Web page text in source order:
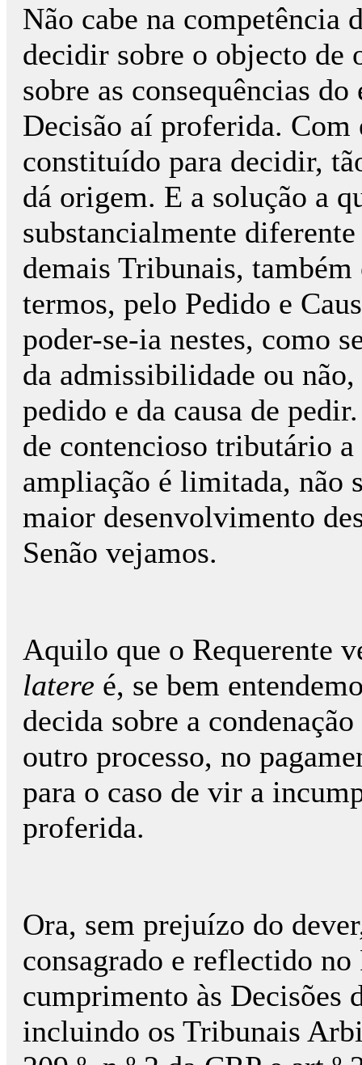
Não cabe na
decidir sobre o objecto de
sobre as consequências
Decisão aí proferida.
constituído para decidir,
dá origem. E a solução a
substancialmente
demais Tribunais,
termos, pelo Pedido e
poder-se-ia nestes, como
da admissibilidade ou
pedido e da causa de
de contencioso tributário
ampliação é limitada, não
maior desenvolvimento
Senão vejamos.
Aquilo que o Requerente
latere é, se bem
decida sobre a
outro processo, no
para o caso de vir a
proferida.
Ora, sem prejuízo do
consagrado e reflectido
cumprimento às Decisões
incluindo os Tribunais